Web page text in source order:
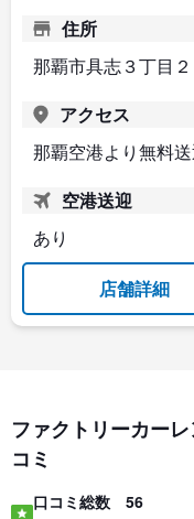
住所
那覇市具志３丁目２
アクセス
那覇空港より無料
空港送迎
あり
店舗詳細
ファクトリーカー
コミ
口コミ総数
56